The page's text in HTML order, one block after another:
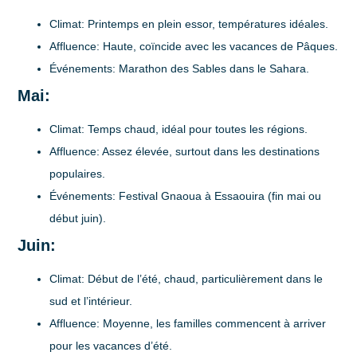
Climat: Printemps en plein essor, températures idéales.
Affluence: Haute, coïncide avec les vacances de Pâques.
Événements: Marathon des Sables dans le Sahara.
Mai:
Climat: Temps chaud, idéal pour toutes les régions.
Affluence: Assez élevée, surtout dans les destinations
populaires.
Événements: Festival Gnaoua à Essaouira (fin mai ou
début juin).
Juin:
Climat: Début de l’été, chaud, particulièrement dans le
sud et l’intérieur.
Affluence: Moyenne, les familles commencent à arriver
pour les vacances d’été.